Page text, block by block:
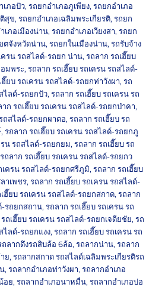
เภอปัว,รถยกอำเภอภูเพียง,รถยกอำเภอ
สุข,รถยกอำเภอเฉลิมพระเกียรติ,รถยก
เภอเมืองน่าน,รถยกอำเภอเวียงสา,รถยก
ตจังหวัดน่าน,รถยกในเมืองน่าน,รถรับจ้าง
ครน รถสไลด์-รถยก น่าน,รถลาก รถเฮี๊ยบ
มพระ,รถลาก รถเฮี๊ยบ รถเครน รถสไลด์-
ฮี๊ยบ รถเครน รถสไลด์-รถยกท่าวังผา,รถ
ไลด์-รถยกปัว,รถลาก รถเฮี๊ยบ รถเครน รถ
าก รถเฮี๊ยบ รถเครน รถสไลด์-รถยกป่าคา,
ถสไลด์-รถยกผาตอ,รถลาก รถเฮี๊ยบ รถ
,รถลาก รถเฮี๊ยบ รถเครน รถสไลด์-รถยกภู
รน รถสไลด์-รถยกยม,รถลาก รถเฮี๊ยบ รถ
รถลาก รถเฮี๊ยบ รถเครน รถสไลด์-รถยกว
เครน รถสไลด์-รถยกศรีภูมิ,รถลาก รถเฮี๊ยบ
าเพชร,รถลาก รถเฮี๊ยบ รถเครน รถสไลด์-
ฮี๊ยบ รถเครน รถสไลด์-รถยกสกาด,รถลาก
-รถยกสถาน,รถลาก รถเฮี๊ยบ รถเครน รถ
ถเฮี๊ยบ รถเครน รถสไลด์-รถยกเจดียชัย,รถ
ไลด์-รถยกแงง,รถลาก รถเฮี๊ยบ รถเครน รถ
ถลากดึงรถสิบล้อ 6ล้อ,รถลากน่าน,รถลาก
ย,รถลากสกาด รถสไลด์เฉลิมพระเกียรติรถ
,รถลากอำเภอท่าวังผา,รถลากอำเภอ
อย,รถลากอำเภอนาหมื่น,รถลากอำเภอบ่อ